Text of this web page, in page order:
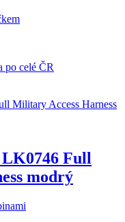
po celé ČR
Full
modrý